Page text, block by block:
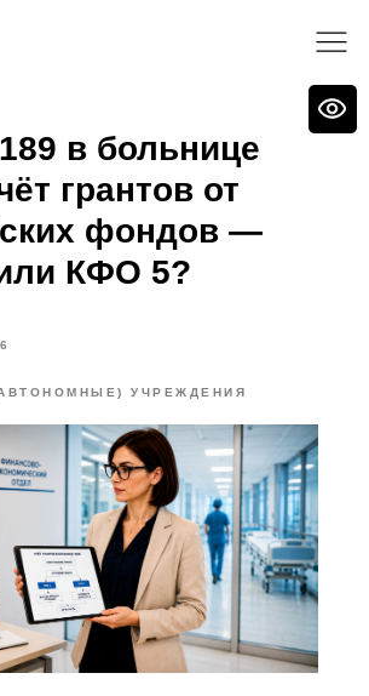
в больнице
грантов от
фондов —
КФО 5?
УЧРЕЖДЕНИЯ